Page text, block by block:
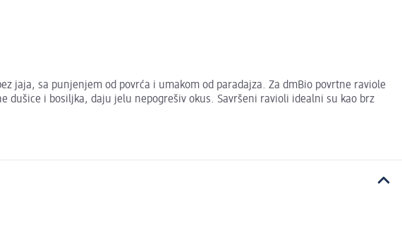
jaja, sa punjenjem od povrća i umakom od paradajza. Za dmBio povrtne raviole
i bosiljka, daju jelu nepogrešiv okus. Savršeni ravioli idealni su kao brz